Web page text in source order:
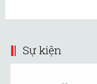
Sự kiện